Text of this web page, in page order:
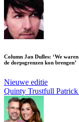
Column Jan Dulles: ‘We
de dorpsgrenzen kon brengen’
Nieuwe editie
Quinty Trustfull